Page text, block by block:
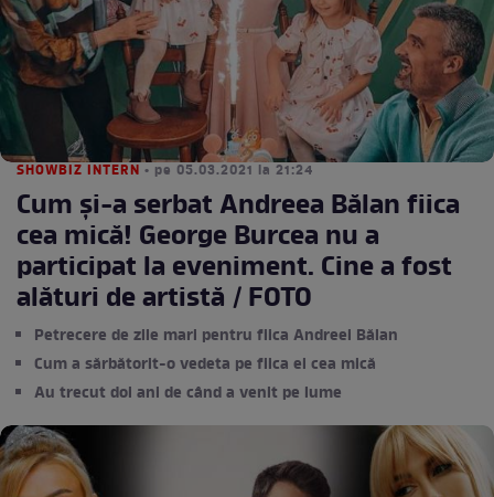
SHOWBIZ INTERN • pe 05.03.2021 la 21:24
Cum și-a serbat Andreea Bălan fiica
cea mică! George Burcea nu a
participat la eveniment. Cine a fost
alături de artistă / FOTO
Petrecere de zile mari pentru fiica Andreei Bălan
Cum a sărbătorit-o vedeta pe fiica ei cea mică
Au trecut doi ani de când a venit pe lume